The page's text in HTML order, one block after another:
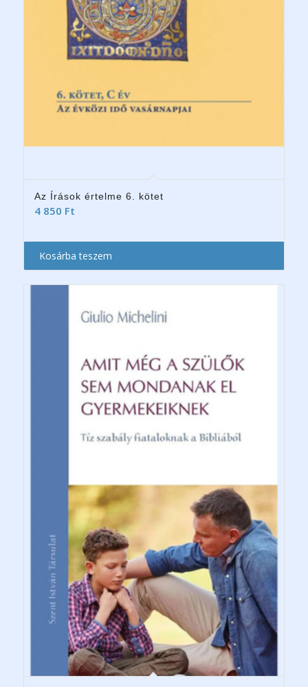
Az Írások értelme 6. kötet
4 850 Ft
Kosárba teszem